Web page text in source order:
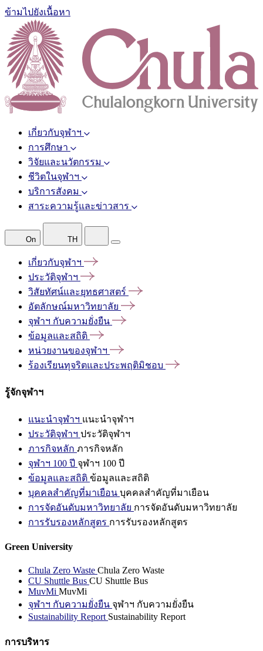
ข้ามไปยังเนื้อหา
เกี่ยวกับจุฬาฯ
การศึกษา
วิจัยและนวัตกรรม
ชีวิตในจุฬาฯ
บริการสังคม
สาระความรู้และข่าวสาร
On TH
เกี่ยวกับจุฬาฯ
ประวัติจุฬาฯ
วิสัยทัศน์และยุทธศาสตร์
อัตลักษณ์มหาวิทยาลัย
จุฬาฯ กับความยั่งยืน
ข้อมูลและสถิติ
หน่วยงานของจุฬาฯ
ร้องเรียนทุจริตและประพฤติมิชอบ
รู้จักจุฬาฯ
แนะนำจุฬาฯ แนะนำจุฬาฯ
ประวัติจุฬาฯ ประวัติจุฬาฯ
ภารกิจหลัก ภารกิจหลัก
จุฬาฯ 100 ปี จุฬาฯ 100 ปี
ข้อมูลและสถิติ ข้อมูลและสถิติ
บุคคลสำคัญที่มาเยือน บุคคลสำคัญที่มาเยือน
การจัดอันดับมหาวิทยาลัย การจัดอันดับมหาวิทยาลัย
การรับรองหลักสูตร การรับรองหลักสูตร
Green University
Chula Zero Waste Chula Zero Waste
CU Shuttle Bus CU Shuttle Bus
MuvMi MuvMi
จุฬาฯ กับความยั่งยืน จุฬาฯ กับความยั่งยืน
Sustainability Report Sustainability Report
การบริหาร